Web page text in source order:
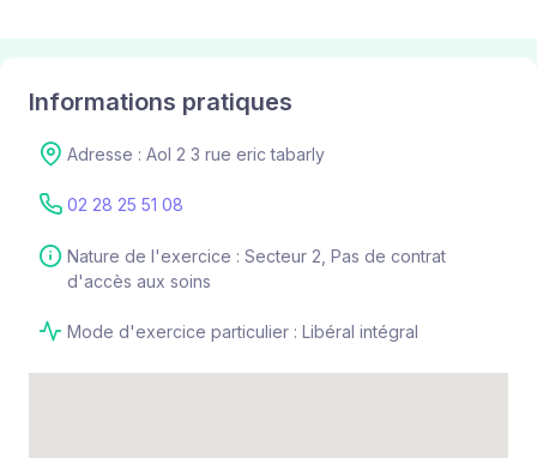
Informations pratiques
Adresse : Aol 2 3 rue eric tabarly
02 28 25 51 08
Nature de l'exercice : Secteur 2, Pas de contrat
d'accès aux soins
Mode d'exercice particulier : Libéral intégral